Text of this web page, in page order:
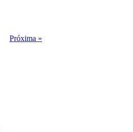
Próxima »